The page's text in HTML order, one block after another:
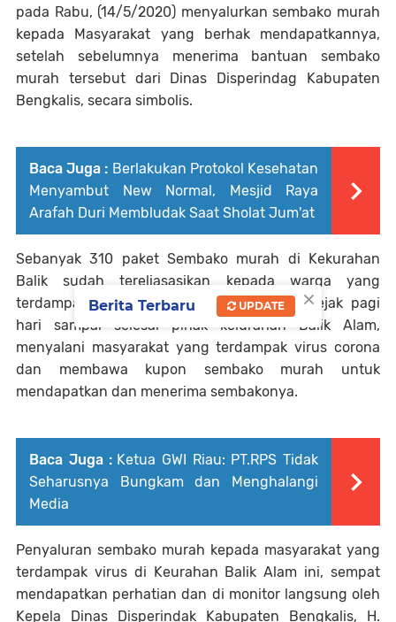
pada Rabu, (14/5/2020) menyalurkan sembako murah
kepada Masyarakat yang berhak mendapatkannya,
setelah sebelumnya menerima bantuan sembako
murah tersebut dari Dinas Disperindag Kabupaten
Bengkalis, secara simbolis.
Baca Juga : Berlakukan Protokol Kesehatan
Menyambut New Normal, Mesjid Raya
Arafah Duri Membludak Saat Sholat Jum'at
Sebanyak 310 paket Sembako murah di Kekurahan
Balik sudah tereliasasikan kepada warga yang
terdampak akibat virus Covid-19 ini, dan sejak pagi
hari sampai selesai pihak kelurahan Balik Alam,
menyalani masyarakat yang terdampak virus corona
dan membawa kupon sembako murah untuk
mendapatkan dan menerima sembakonya.
Baca Juga : Ketua GWI Riau: PT.RPS Tidak
Seharusnya Bungkam dan Menghalangi
Media
Penyaluran sembako murah kepada masyarakat yang
terdampak virus di Keurahan Balik Alam ini, sempat
mendapatkan perhatian dan di monitor langsung oleh
Kepela Dinas Disperindak Kabupaten Bengkalis, H.
×
Berita Terbaru UPDATE